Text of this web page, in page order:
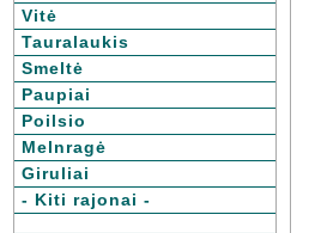
Vitė
Tauralaukis
Smeltė
Paupiai
Poilsio
Melnragė
Giruliai
- Kiti rajonai -